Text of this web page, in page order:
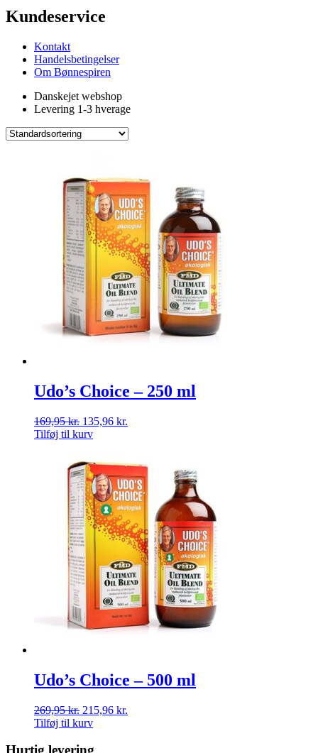
Kundeservice
Kontakt
Handelsbetingelser
Om Bønnespiren
Danskejet webshop
Levering 1-3 hverage
Udo’s Choice – 250 ml
169,95kr. 135,96 kr.
Tilføj til kurv
Udo’s Choice – 500 ml
269,95kr. 215,96 kr.
Tilføj til kurv